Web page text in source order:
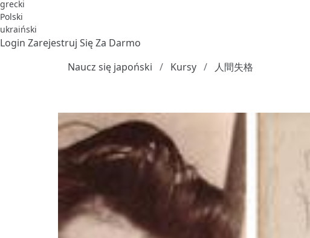
grecki
Polski
ukraiński
Login Zarejestruj Się Za Darmo
Naucz się japoński
Kursy 人間失格